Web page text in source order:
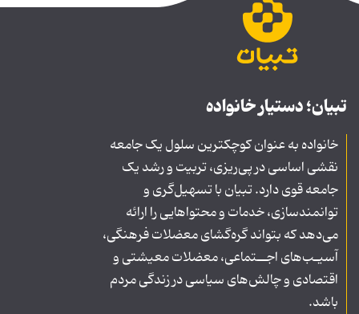
تبیان؛ دستیار خانواده
خانواده به عنوان کوچکترین سلول یک جامعه
نقشی اساسی در پی‌ریزی، تربیت و رشد یک
جامعه قوی دارد. تبیان با تسهیل‌گری و
توانمندسازی، خدمات و محتواهایی را ارائه
می‌دهد که بتواند گره‌گشای معضلات فرهنگی،
آسیـب‌های اجــتماعی، معضلات معیشتی و
اقتصادی و چالش‌های سیاسی در زندگی مردم
باشد.